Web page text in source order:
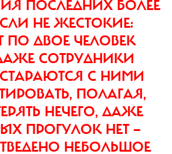
ПОСЛЕДНИХ БОЛЕЕ
НЕ ЖЕСТОКИЕ:
ПО ДВОЕ ЧЕЛОВЕК
СОТРУДНИКИ
С НИМИ
ПОЛАГАЯ,
НЕЧЕГО, ДАЖЕ
ПРОГУЛОК НЕТ —
НЕБОЛЬШОЕ